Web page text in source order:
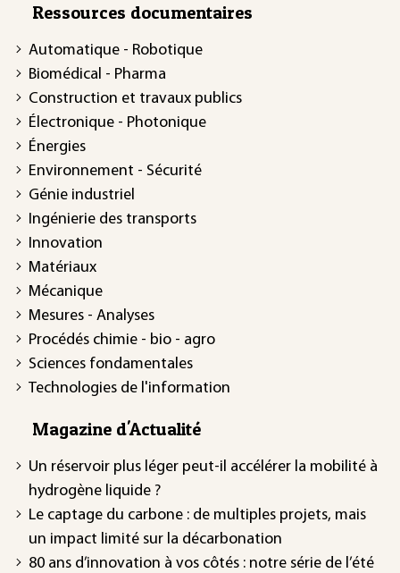
Ressources documentaires
Automatique - Robotique
Biomédical - Pharma
Construction et travaux publics
Électronique - Photonique
Énergies
Environnement - Sécurité
Génie industriel
Ingénierie des transports
Innovation
Matériaux
Mécanique
Mesures - Analyses
Procédés chimie - bio - agro
Sciences fondamentales
Technologies de l'information
Magazine d'Actualité
Un réservoir plus léger peut-il accélérer la mobilité à
hydrogène liquide ?
Le captage du carbone : de multiples projets, mais
un impact limité sur la décarbonation
80 ans d’innovation à vos côtés : notre série de l’été